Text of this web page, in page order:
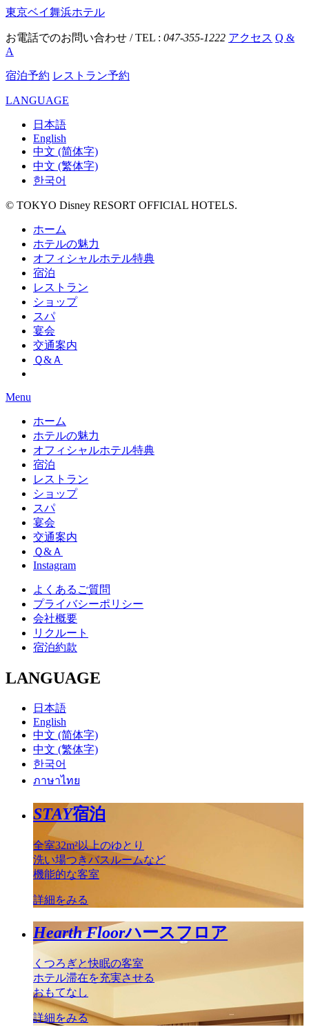
東京ベイ舞浜ホテル
お電話でのお問い合わせ / TEL : 047-355-1222 アクセス Q &
A
宿泊予約 レストラン予約
LANGUAGE
日本語
English
中文 (简体字)
中文 (繁体字)
한국어
© TOKYO Disney RESORT OFFICIAL HOTELS.
ホーム
ホテルの魅力
オフィシャルホテル特典
宿泊
レストラン
ショップ
スパ
宴会
交通案内
Ｑ&Ａ
Menu
ホーム
ホテルの魅力
オフィシャルホテル特典
宿泊
レストラン
ショップ
スパ
宴会
交通案内
Ｑ&Ａ
Instagram
よくあるご質問
プライバシーポリシー
会社概要
リクルート
宿泊約款
LANGUAGE
日本語
English
中文 (简体字)
中文 (繁体字)
한국어
ภาษาไทย
STAY宿泊
全室32m²以上のゆとり
洗い場つきバスルームなど
機能的な客室
詳細をみる
Hearth Floorハースフロア
くつろぎと快眠の客室
ホテル滞在を充実させる
おもてなし
詳細をみる